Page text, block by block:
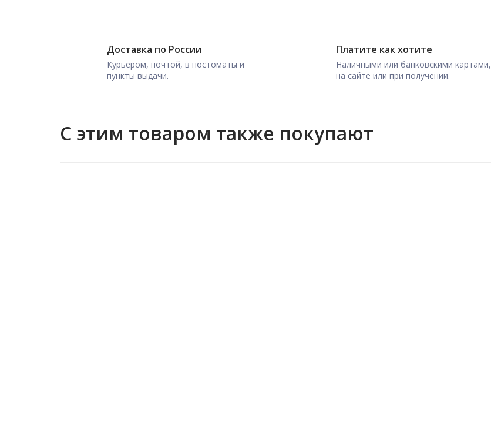
Доставка по России
Курьером, почтой, в постоматы и
пункты выдачи.
Платите как хотите
Наличными или банковскими картами,
на сайте или при получении.
С этим товаром также покупают